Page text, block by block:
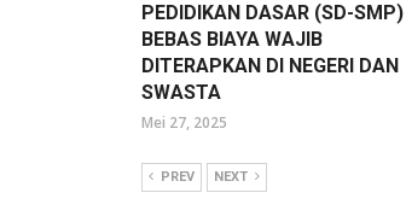
PEDIDIKAN DASAR (SD-SMP)
BEBAS BIAYA WAJIB
DITERAPKAN DI NEGERI DAN
SWASTA
Mei 27, 2025
PREV NEXT